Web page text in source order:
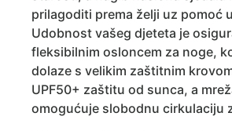
prilagoditi prema želji uz pomoć
Udobnost vašeg djeteta je
fleksibilnim osloncem za noge,
dolaze s velikim zaštitnim
UPF50+ zaštitu od sunca, a
omogućuje slobodnu cirkulaciju